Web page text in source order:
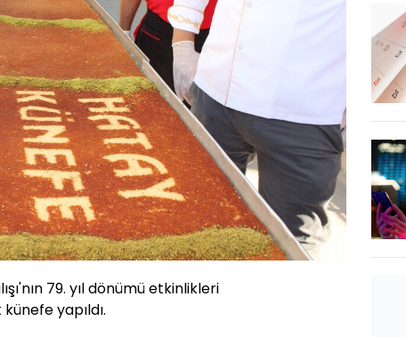
79. yıl dönümü etkinlikleri
yapıldı.